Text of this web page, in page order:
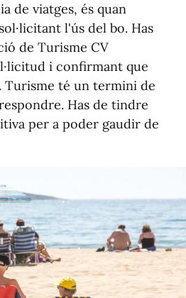
de viatges, és quan
l'ús del bo. Has
de Turisme CV
i confirmant que
Turisme té un termini de
Has de tindre
per a poder gaudir de